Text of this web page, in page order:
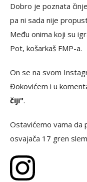
Dobro je poznata
pa ni sada nije
Među onima koji su
Pot, košarkaš FMP-a.
On se na svom
Đokovićem i u
čiji".
Ostavićemo vama da
osvajača 17 gren